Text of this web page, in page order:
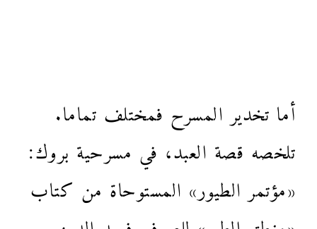
أما تخدير المسرح فمختلف تماما.
تلخصه قصة العبد، في مسرحية بروك:
«مؤتمر الطيور» المستوحاة من كتاب